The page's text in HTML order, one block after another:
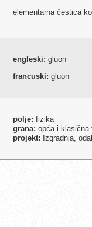
elementarna čestica
engleski: gluon
francuski: gluon
polje: fizika
grana: opća i klasična
projekt: Izgradnja,